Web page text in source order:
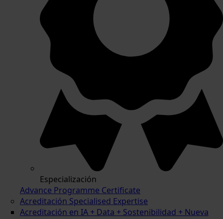
Especialización
Advance Programme Certificate
Acreditación Specialised Expertise
Acreditación en IA + Data + Sostenibilidad + Nueva